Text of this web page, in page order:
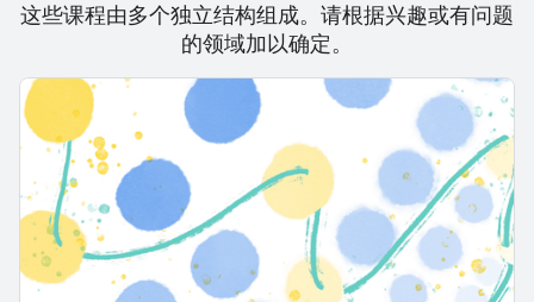
这些课程由多个独立结构组成。请根据兴趣或有问题
的领域加以确定。